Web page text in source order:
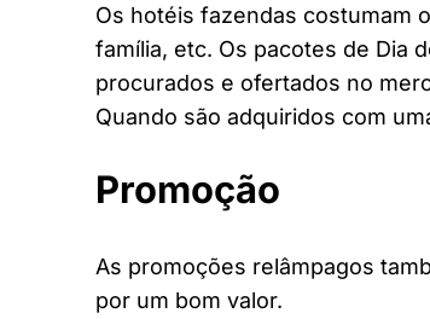
Os hotéis fazendas costumam
família, etc. Os pacotes de Dia
procurados e ofertados no
Quando são adquiridos com
Promoção
As promoções relâmpagos
por um bom valor.